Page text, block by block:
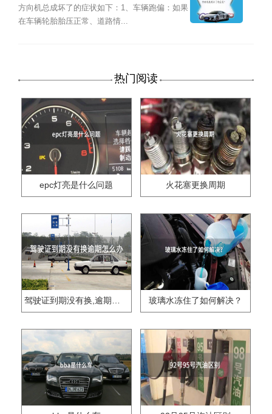
方向机总成坏了的症状如下：1、车辆跑偏：如果
在车辆轮胎胎压正常、道路情...
热门阅读
epc灯亮是什么问题 火花塞更换周期
驾驶证到期没有换,逾期怎么办?? 玻璃水冻住了如何解决？